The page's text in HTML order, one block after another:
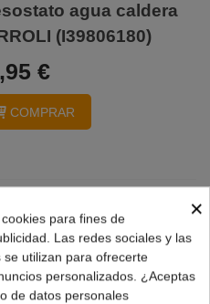
agua caldera
(I39806180)
€
COMPRAR
expansión caldera
(I39804890)
€
×
para fines de
Las redes sociales y las
utilizan para ofrecerte
personalizados. ¿Aceptas
de datos personales